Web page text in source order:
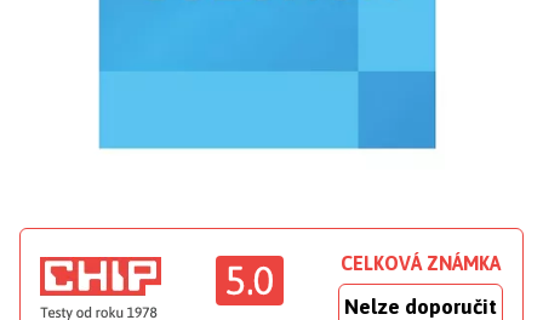
5.0 CELKOVÁ ZNÁMKA
Nelze doporučit